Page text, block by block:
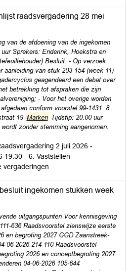
raadsvergadering 28 mei
van de afdoening van de ingekomen
Sprekers: Enderink, Hoekstra en
Besluit: - Op verzoek
aanleiding van stuk 203-154 (week 11)
geagendeerd een debat over
betrekking tot afspraken die zijn
- Voor het overige worden
conform voorstel 99-1431. 8.
19 Marken Tijdstip: 20.00 uur
zonder stemming aangenomen.
2 juli 2026 -
19:30 - 6. Vaststellen
vergaderingen
ingekomen stukken week
uitgangspunten Voor kennisgeving
636 Raadsvoorstel zienswijze eerste
en begroting 2027 GGD Zaanstreek-
06-2026 214-110 Raadsvoorstel
2026 en conceptbegroting 2027
04-06-2026 105-644